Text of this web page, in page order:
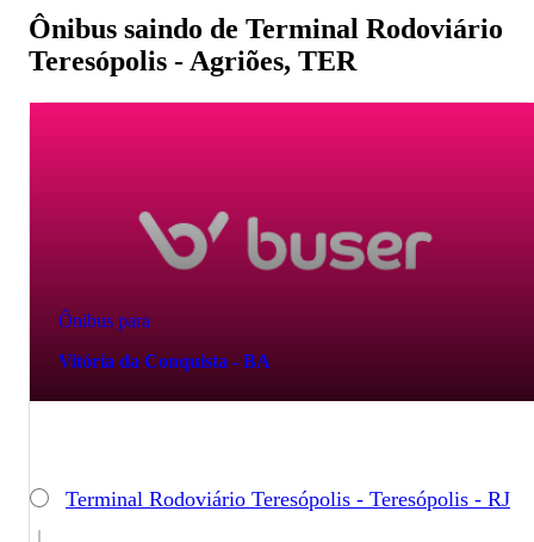
Ônibus saindo de Terminal Rodoviário
Teresópolis - Agriões, TER
Ônibus para
Vitória da Conquista - BA
Terminal Rodoviário Teresópolis - Teresópolis - RJ